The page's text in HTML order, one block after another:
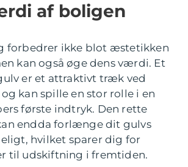
af boligen
forbedrer ikke blot æstetikken
kan også øge dens værdi. Et
er et attraktivt træk ved
kan spille en stor rolle i en
første indtryk. Den rette
endda forlænge dit gulvs
hvilket sparer dig for
til udskiftning i fremtiden.